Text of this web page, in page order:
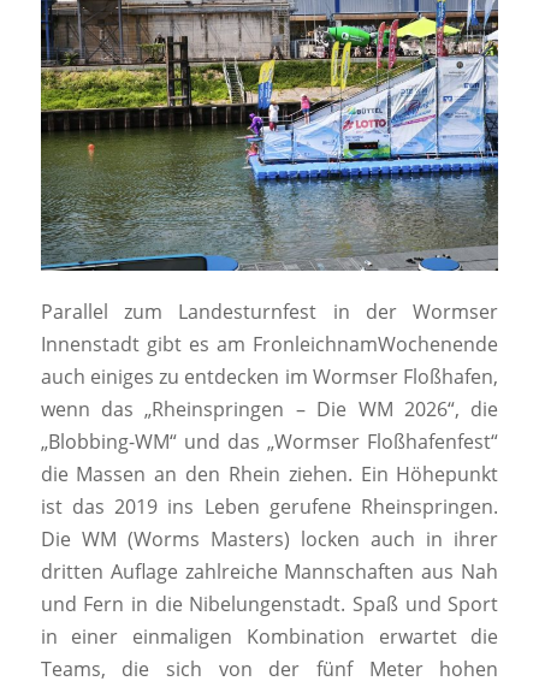
Parallel zum Landesturnfest in der Wormser
Innenstadt gibt es am FronleichnamWochenende
auch einiges zu entdecken im Wormser Floßhafen,
wenn das „Rheinspringen – Die WM 2026“, die
„Blobbing-WM“ und das „Wormser Floßhafenfest“
die Massen an den Rhein ziehen. Ein Höhepunkt
ist das 2019 ins Leben gerufene Rheinspringen.
Die WM (Worms Masters) locken auch in ihrer
dritten Auflage zahlreiche Mannschaften aus Nah
und Fern in die Nibelungenstadt. Spaß und Sport
in einer einmaligen Kombination erwartet die
Teams, die sich von der fünf Meter hohen